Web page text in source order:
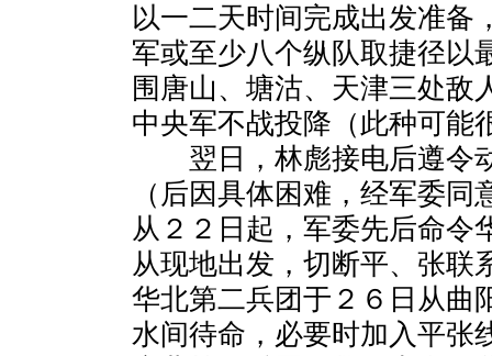
以一二天时间完成出发准备
军或至少八个纵队取捷径以
围唐山、塘沽、天津三处敌
中央军不战投降（此种可能
翌日，林彪接电后遵令
（后因具体困难，经军委
从２２日起，军委先后命令
从现地出发，切断平、张联
华北第二兵团于２６日从曲
水间待命，必要时加入平张